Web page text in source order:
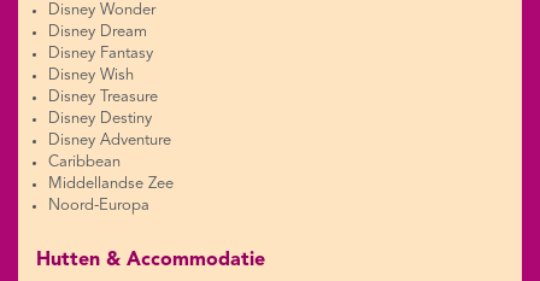
Disney Wonder
Disney Dream
Disney Fantasy
Disney Wish
Disney Treasure
Disney Destiny
Disney Adventure
Caribbean
Middellandse Zee
Noord-Europa
Hutten & Accommodatie